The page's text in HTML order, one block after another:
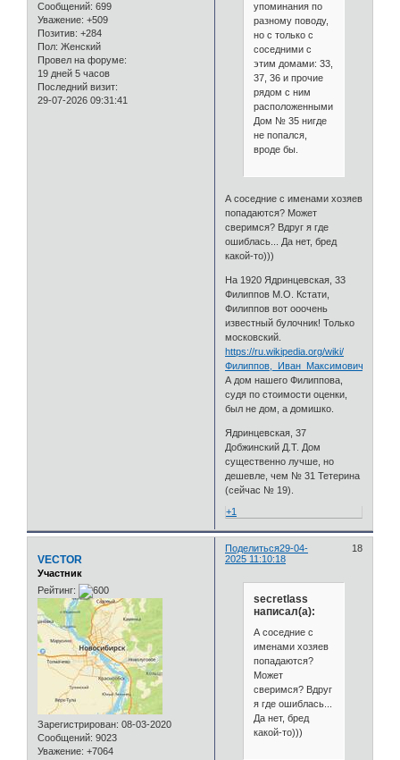
Сообщений: 699
Уважение: +509
Позитив: +284
Пол: Женский
Провел на форуме:
19 дней 5 часов
Последний визит:
29-07-2026 09:31:41
упоминания по
разному поводу,
но с только с
соседними с
этим домами: 33,
37, 36 и прочие
рядом с ним
расположенными.
Дом № 35 нигде
не попался,
вроде бы.
А соседние с именами хозяев
попадаются? Может
сверимся? Вдруг я где
ошиблась... Да нет, бред
какой-то)))
На 1920 Ядринцевская, 33
Филиппов М.О. Кстати,
Филиппов вот ооочень
известный булочник! Только
московский.
https://ru.wikipedia.org/wiki/
Филиппов,_Иван_Максимович
А дом нашего Филиппова,
судя по стоимости оценки,
был не дом, а домишко.
Ядринцевская, 37
Добжинский Д.Т. Дом
существенно лучше, но
дешевле, чем № 31 Тетерина
(сейчас № 19).
+1
Поделиться 18
29-04-
2025 11:10:18
VECTOR
Участник
Рейтинг:
Зарегистрирован: 08-03-2020
Сообщений: 9023
Уважение: +7064
secretlass
написал(а):
А соседние с
именами хозяев
попадаются?
Может
сверимся? Вдруг
я где ошиблась...
Да нет, бред
какой-то)))